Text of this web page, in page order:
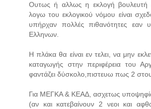
Ουτως ή αλλως η εκλογή
λογω του εκλογικού νόμου είναι
υπήρχαν πολλές πιθανότητες εαν
Ελληνων.
Η πλάκα θα είναι εν τελει, να μην
καταγωγής στην περιφέρεια του
φαντάζει δύσκολο,πιστευω πως 2
Για ΜΕΓΚΑ & ΚΕΑΔ, ασχετως
(αν και κατεβαίνουν 2 νεοι και